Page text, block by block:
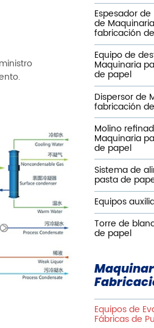
Espesador
de
fabricación
Equipo de
Maquinaria
de papel
Dispersor de
fabricación
Molino
Maquinaria
de papel
Sistema de
pasta de
Equipos
Torre de
de papel
Equipos de
Fábricas de